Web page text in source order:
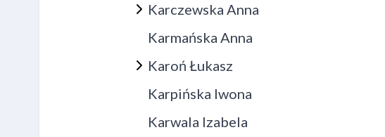
Karczewska Anna
Karmańska Anna
Karoń Łukasz
Karpińska Iwona
Karwala Izabela